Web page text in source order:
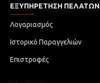
ΕΞΥΠΗΡΈΤΗΣΗ ΠΕΛΑΤΏΝ
Λογαριασμός
Ιστορικό Παραγγελιών
Επιστροφές